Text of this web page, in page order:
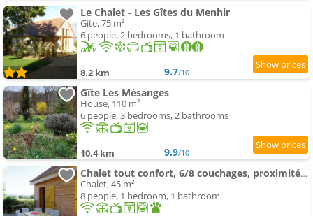
Le Chalet - Les Gîtes du Menhir
Gite, 75 m²
6 people, 2 bedrooms, 1 bathroom
8.2 km 9.7/10
Gîte Les Mésanges
House, 110 m²
6 people, 3 bedrooms, 2 bathrooms
10.4 km 9.9/10
Chalet tout confort, 6/8 couchages, proximité forêt
Chalet, 45 m²
8 people, 1 bedroom, 1 bathroom